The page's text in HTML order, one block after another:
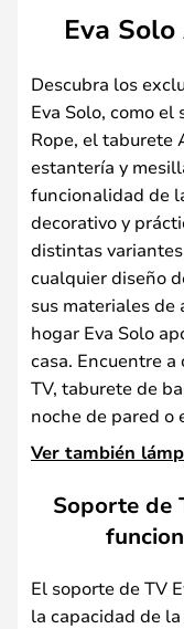
Eva
Descubra los
Eva Solo, como el
Rope, el taburete
estantería y
funcionalidad de
decorativo y
distintas
cualquier diseño
sus materiales de
hogar Eva Solo
casa. Encuentre
TV, taburete de
noche de pared
Ver también
Soporte de
El soporte de TV
la capacidad de